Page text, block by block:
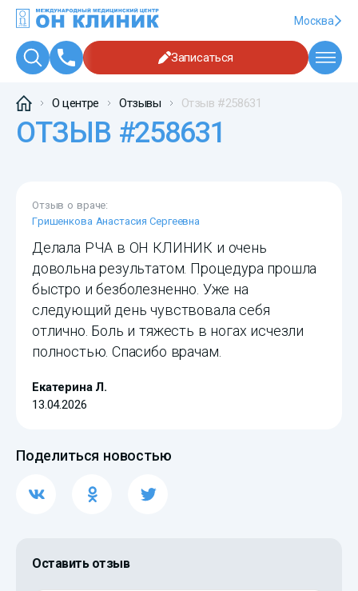
Москва
Записаться
О центре Отзывы Отзыв #258631
ОТЗЫВ #258631
Отзыв о враче:
Гришенкова Анастасия Сергеевна
Делала РЧА в ОН КЛИНИК и очень
довольна результатом. Процедура прошла
быстро и безболезненно. Уже на
следующий день чувствовала себя
отлично. Боль и тяжесть в ногах исчезли
полностью. Спасибо врачам.
Екатерина Л.
13.04.2026
Поделиться новостью
Оставить отзыв